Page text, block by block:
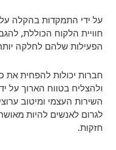
על ידי התמקדות בהקלה
חוויית הלקוח הכוללת,
הפעילות שלהם לחלקה
חברות יכולות להפחית את
ולהצליח בטווח הארוך על
לגרום לאנשים להיות
חזקות.